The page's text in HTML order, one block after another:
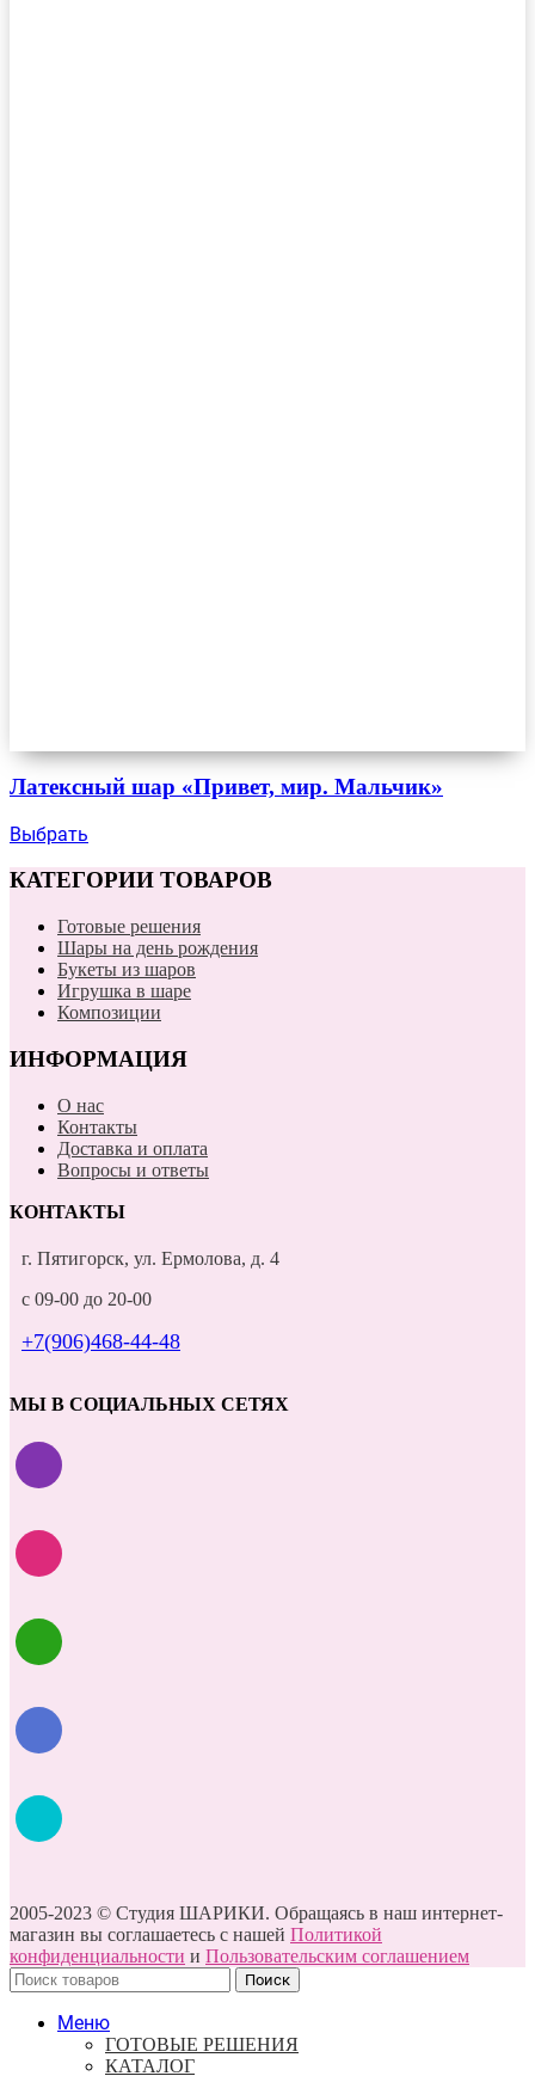
Латексный шар «Привет, мир. Мальчик»
Выбрать
КАТЕГОРИИ ТОВАРОВ
Готовые решения
Шары на день рождения
Букеты из шаров
Игрушка в шаре
Композиции
ИНФОРМАЦИЯ
О нас
Контакты
Доставка и оплата
Вопросы и ответы
КОНТАКТЫ
г. Пятигорск, ул. Ермолова, д. 4
с 09-00 до 20-00
+7(906)468-44-48
МЫ В СОЦИАЛЬНЫХ СЕТЯХ
2005-2023 © Студия ШАРИКИ. Обращаясь в наш интернет-
магазин вы соглашаетесь с нашей Политикой
конфиденциальности и Пользовательским соглашением
Поиск
Меню
ГОТОВЫЕ РЕШЕНИЯ
КАТАЛОГ